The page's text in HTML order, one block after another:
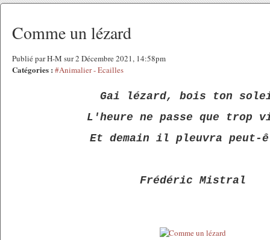
Comme un lézard
Publié par H-M sur 2 Décembre 2021, 14:58pm
Catégories : #Animalier - Ecailles
Gai lézard, bois ton
L'heure ne passe que trop
Et demain il pleuvra peut-
Frédéric Mistral